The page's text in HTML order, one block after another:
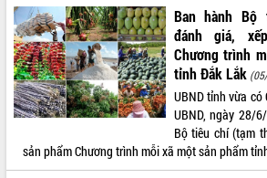
VIDEO
Ban hành
đánh giá,
Chương trình
tỉnh Đắk Lắk
UBND tỉnh vừa
UBND, ngày 28/
Bộ tiêu chí (tạm
sản phẩm Chương trình mỗi xã một sản phẩm